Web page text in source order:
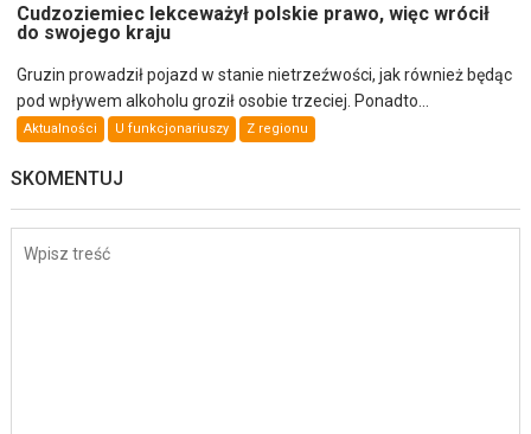
Cudzoziemiec lekceważył polskie prawo, więc wrócił
do swojego kraju
Gruzin prowadził pojazd w stanie nietrzeźwości, jak również będąc
pod wpływem alkoholu groził osobie trzeciej. Ponadto...
Aktualności U funkcjonariuszy Z regionu
SKOMENTUJ